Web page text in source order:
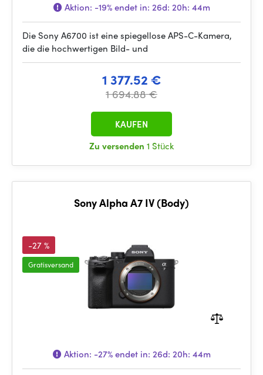
Aktion: -19%endet in: 26d: 20h: 44m
Die Sony A6700 ist eine spiegellose APS-C-Kamera,
die die hochwertigen Bild- und
1 377.52 €
1 694.88 €
Zu versenden 1 Stück
KAUFEN
Sony Alpha A7 IV (Body)
-27 %
Gratisversand
Aktion: -27%endet in: 26d: 20h: 44m